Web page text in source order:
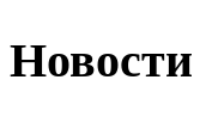
Новости